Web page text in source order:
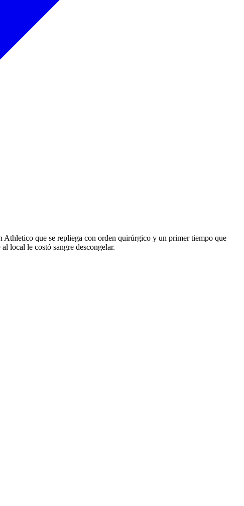
Athletico que se repliega con orden quirúrgico y un primer tiempo que
local le costó sangre descongelar.